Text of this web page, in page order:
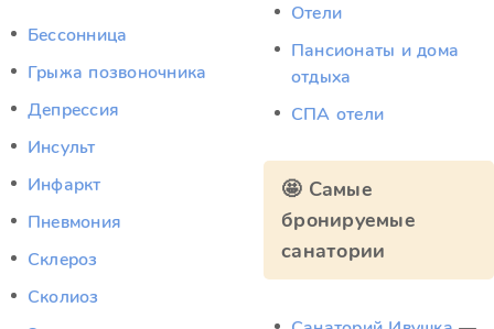
Бессонница
Грыжа позвоночника
Депрессия
Инсульт
Инфаркт
Пневмония
Склероз
Сколиоз
Отели
Пансионаты и дома
отдыха
СПА отели
🤩 Самые
бронируемые
санатории